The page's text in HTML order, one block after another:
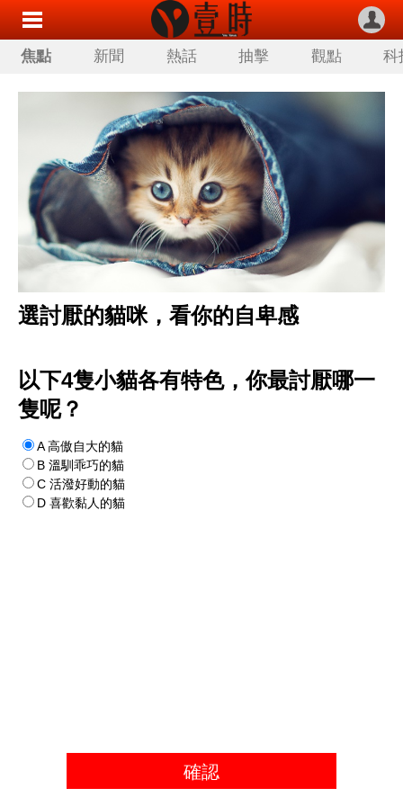
焦點 新聞 熱話 抽擊 觀點 科
選討厭的貓咪，看你的自卑感
以下4隻小貓各有特色，你最討厭哪一
隻呢？
A 高傲自大的貓
B 溫馴乖巧的貓
C 活潑好動的貓
D 喜歡黏人的貓